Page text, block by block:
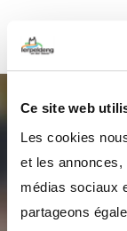
Ce site web
Les cookies
et les
médias sociaux
partageons
pour recevoir